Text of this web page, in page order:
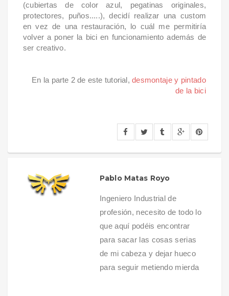
(cubiertas de color azul, pegatinas originales,
protectores, puños.....), decidí realizar una custom
en vez de una restauración, lo cuál me permitiría
volver a poner la bici en funcionamiento además de
ser creativo.
En la parte 2 de este tutorial, desmontaje y pintado
de la bici
Pablo Matas Royo
Ingeniero Industrial de
profesión, necesito de todo lo
que aquí podéis encontrar
para sacar las cosas serias
de mi cabeza y dejar hueco
para seguir metiendo mierda